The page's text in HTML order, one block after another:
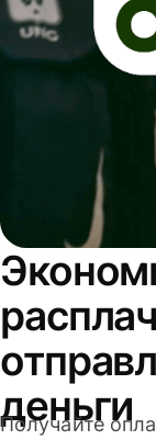
деньги
Получайте